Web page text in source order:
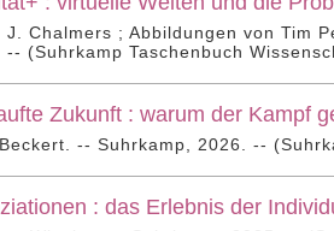
J. Chalmers ; Abbildungen von Tim
-- (Suhrkamp Taschenbuch
Zukunft : warum der Kampf
-- Suhrkamp, 2026. --
: das Erlebnis der